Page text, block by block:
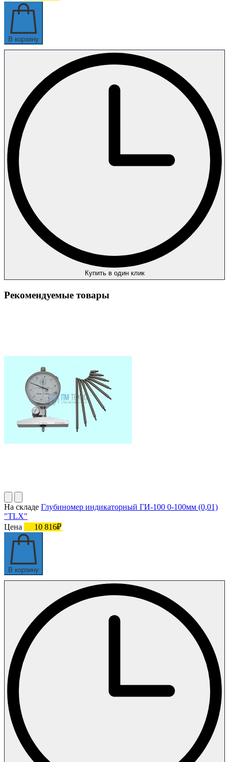
В корзину
Купить в один клик
Рекомендуемые товары
На складе Глубиномер индикаторный ГИ-100 0-100мм (0,01)
"TLX"
Цена
10 816₽
В корзину